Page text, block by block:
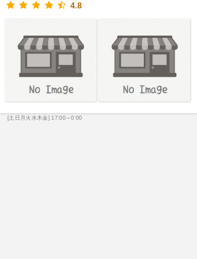
4.8
[土日月火水木金] 17:00～0:00